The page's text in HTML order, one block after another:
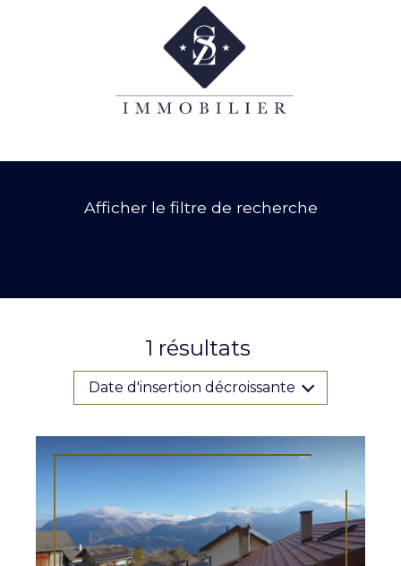
Afficher le filtre de recherche
1 résultats
Date d'insertion décroissante